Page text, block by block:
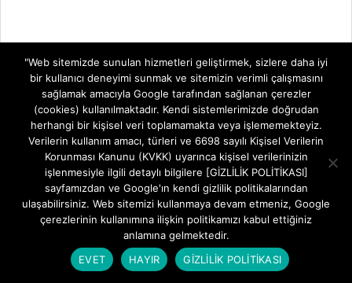
TELEVİZYON SİSTEMLERİ
"Web sitemizde sunulan hizmetleri geliştirmek, sizlere daha iyi
bir kullanıcı deneyimi sunmak ve sitemizin verimli çalışmasını
sağlamak amacıyla Google tarafından sağlanan çerezler
(cookies) kullanılmaktadır. Kendi sistemlerimizde doğrudan
herhangi bir kişisel veri toplamamakta veya işlememekteyiz.
Verilerin kullanım amacı, türleri ve 6698 sayılı Kişisel Verilerin
Korunması Kanunu (KVKK) uyarınca kişisel verilerinizin
işlenmesiyle ilgili detaylı bilgilere [GİZLİLİK POLİTİKASI]
sayfamızdan ve Google'ın kendi gizlilik politikalarından
ulaşabilirsiniz. Web sitemizi kullanmaya devam etmeniz, Google
çerezlerinin kullanımına ilişkin politikamızı kabul ettiğiniz
anlamına gelmektedir.
EVET
HAYIR GİZLİLİK POLİTİKASI